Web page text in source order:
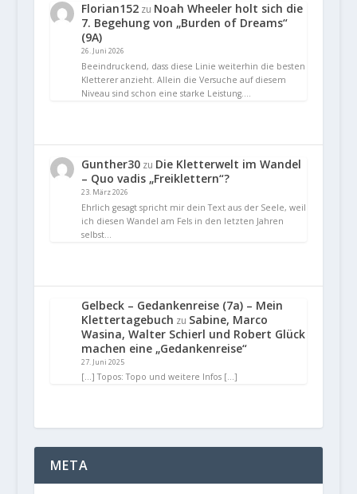
Florian152zu Noah Wheeler holt sich die
7. Begehung von „Burden of Dreams“
(9A)
26. Juni 2026
Beeindruckend, dass diese Linie weiterhin die besten
Kletterer anzieht. Allein die Versuche auf diesem
Niveau sind schon eine starke Leistung.…
Gunther30zu Die Kletterwelt im Wandel
– Quo vadis „Freiklettern“?
23. März 2026
Ehrlich gesagt spricht mir dein Text aus der Seele, weil
ich diesen Wandel am Fels in den letzten Jahren
selbst…
Gelbeck – Gedankenreise (7a) – Mein
Klettertagebuch zu Sabine, Marco
Wasina, Walter Schierl und Robert Glück
machen eine „Gedankenreise“
27. Juni 2025
[…] Topos: Topo und weitere Infos […]
META